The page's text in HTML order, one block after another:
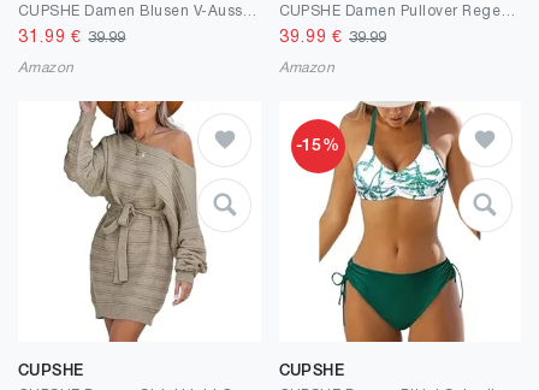
31.99 €39.99
Amazon
CUPSHE Damen Pullover Regenbogen Pom Langarm Rippung Farbiger Strickpullover Oberteile
39.99 € 39.99
Amazon
CUPSHE
-15%
CUPSHE